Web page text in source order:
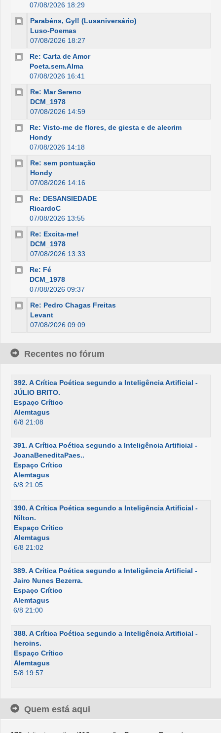
07/08/2026 18:29
Parabéns, Gyl! (Lusaniversário)
Luso-Poemas
07/08/2026 18:27
Re: Carta de Amor
Poeta.sem.Alma
07/08/2026 16:41
Re: Mar Sereno
DCM_1978
07/08/2026 14:59
Re: Visto-me de flores, de giesta e de alecrim
Hondy
07/08/2026 14:18
Re: sem pontuação
Hondy
07/08/2026 14:16
Re: DESANSIEDADE
RicardoC
07/08/2026 13:55
Re: Excita-me!
DCM_1978
07/08/2026 13:33
Re: Fé
DCM_1978
07/08/2026 09:37
Re: Pedro Chagas Freitas
Levant
07/08/2026 09:09
Recentes no fórum
392. A Crítica Poética segundo a Inteligência Artificial -
JÚLIO BRITO.
Espaço Crítico
Alemtagus
6/8 21:08
391. A Crítica Poética segundo a Inteligência Artificial -
JoanaBeneditaPaes..
Espaço Crítico
Alemtagus
6/8 21:05
390. A Crítica Poética segundo a Inteligência Artificial -
Nilton.
Espaço Crítico
Alemtagus
6/8 21:02
389. A Crítica Poética segundo a Inteligência Artificial -
Jairo Nunes Bezerra.
Espaço Crítico
Alemtagus
6/8 21:00
388. A Crítica Poética segundo a Inteligência Artificial -
heroins.
Espaço Crítico
Alemtagus
5/8 19:57
Quem está aqui